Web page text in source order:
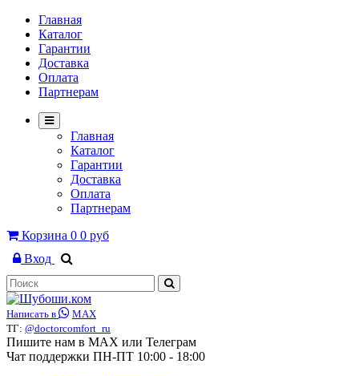
Главная
Каталог
Гарантии
Доставка
Оплата
Партнерам
Главная
Каталог
Гарантии
Доставка
Оплата
Партнерам
Корзина 0 0 руб
Вход
Написать в
MAX
ТГ: @doctorcomfort_ru
Пишите нам в MAX или Телеграм
Чат поддержки ПН-ПТ 10:00 - 18:00